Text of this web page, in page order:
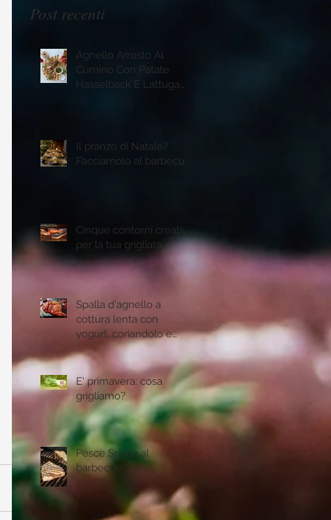
Post recenti
Agnello Arrosto Al
Cumino Con Patate
Hasselback E Lattuga
Il pranzo di Natale?
Facciamolo al barbecue
Cinque contorni creativi
per la tua grigliata
Spalla d'agnello a
cottura lenta con
yogurt, coriandolo e
semi di melogtano
E' primavera: cosa
grigliamo?
Pesce Spada al
barbecue